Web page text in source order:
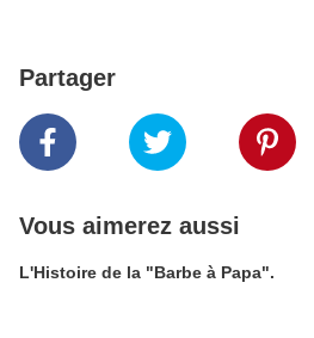
Partager
Vous aimerez aussi
L'Histoire de la "Barbe à Papa".